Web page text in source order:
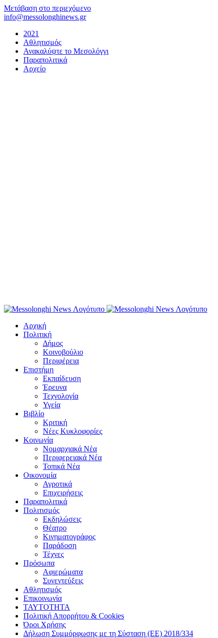
Μετάβαση στο περιεχόμενο
info@messolonghinews.gr
2021
Αθλητισμός
Ανακαλύψτε το Μεσολόγγι
Παραπολιτικά
Αρχείο
Αρχική
Πολιτική
Δήμος
Κοινοβούλιο
Περιφέρεια
Επιστήμη
Εκπαίδευση
Έρευνα
Τεχνολογία
Υγεία
Βιβλίο
Κριτική
Νέες Κυκλοφορίες
Κοινωνία
Νομαρχιακά Νέα
Περιφερειακά Νέα
Τοπικά Νέα
Οικονομία
Αγροτικά
Επιχειρήσεις
Παραπολιτικά
Πολιτισμός
Εκδηλώσεις
Θέατρο
Κινηματογράφος
Παράδοση
Τέχνες
Πρόσωπα
Αφιερώματα
Συνεντεύξεις
Αθλητισμός
Επικοινωνία
ΤΑΥΤΟΤΗΤΑ
Πολιτική Απορρήτου & Cookies
Όροι Χρήσης
Δήλωση Συμμόρφωσης με τη Σύσταση (ΕΕ) 2018/334